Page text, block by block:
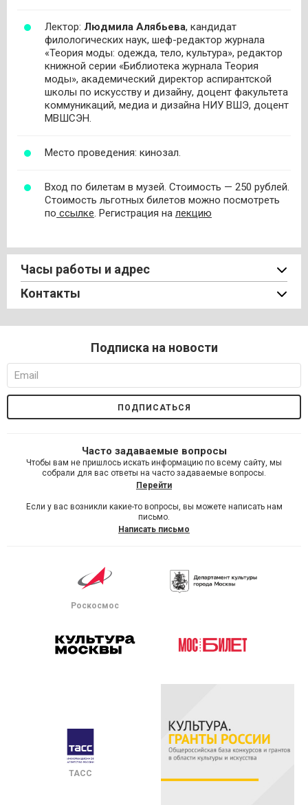
Лектор: Людмила Алябьева, кандидат
филологических наук, шеф-редактор журнала
«Теория моды: одежда, тело, культура», редактор
книжной серии «Библиотека журнала Теория
моды», академический директор аспирантской
школы по искусству и дизайну, доцент факультета
коммуникаций, медиа и дизайна НИУ ВШЭ, доцент
МВШСЭН.
Место проведения: кинозал.
Вход по билетам в музей. Стоимость — 250 рублей.
Стоимость льготных билетов можно посмотреть
по ссылке. Регистрация на лекцию
Часы работы и адрес
Контакты
Подписка на новости
Часто задаваемые вопросы
Чтобы вам не пришлось искать информацию по всему сайту, мы
собрали для вас ответы на часто задаваемые вопросы.
Перейти
Если у вас возникли какие-то вопросы, вы можете написать нам
письмо.
Написать письмо
Роскосмос
ТАСС